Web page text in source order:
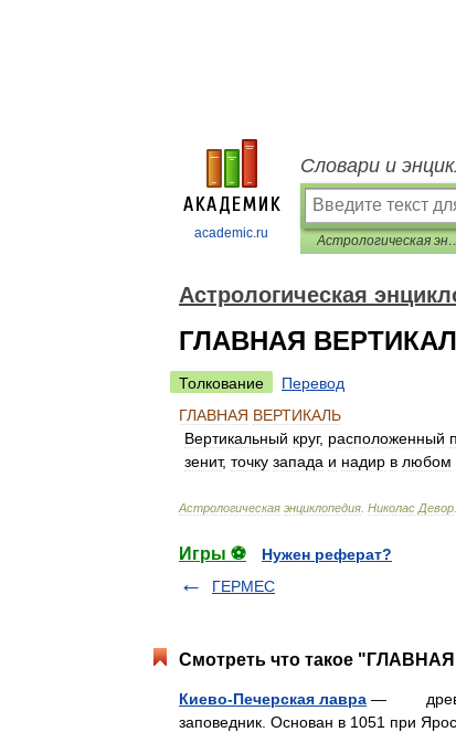
academic.ru
Словари и
Астрологическая
ГЛАВНАЯ
Толкование
Перевод
ГЛАВНАЯ ВЕРТИКАЛЬ
Вертикальный круг, расположенный
зенит, точку запада и надир в любом
Астрологическая энциклопедия Николас Девор
Игры ⚽
Нужен реферат?
ГЕРМЕС
Смотреть что такое
Киево-Печерская лавра —
заповедник. Основан в 1051 при